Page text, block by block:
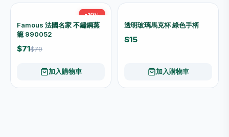
-10%
Famous 法國名家 不鏽鋼蒸
籠 990052
$71$79
加入購物車
透明玻璃馬克杯 綠色手柄
$15
加入購物車